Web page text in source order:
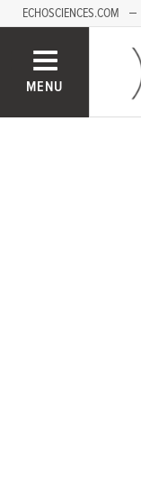
ECHOSCIENCES.COM
MENU